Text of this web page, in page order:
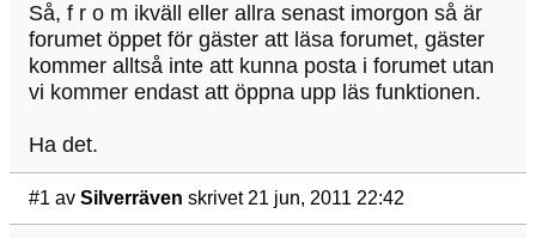
Så, f r o m ikväll eller allra senast imorgon så är
forumet öppet för gäster att läsa forumet, gäster
kommer alltså inte att kunna posta i forumet utan
vi kommer endast att öppna upp läs funktionen.
Ha det.
#1 av Silverräven skrivet 21 jun, 2011 22:42